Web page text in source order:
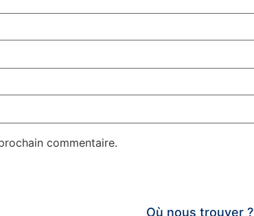
commentaire.
Où nous trouver ?